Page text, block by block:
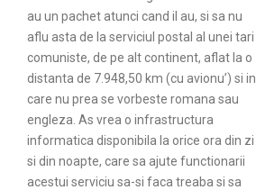
au un pachet atunci cand il au, si sa nu
aflu asta de la serviciul postal al unei tari
comuniste, de pe alt continent, aflat la o
distanta de 7.948,50 km (cu avionu’) si in
care nu prea se vorbeste romana sau
engleza. As vrea o infrastructura
informatica disponibila la orice ora din zi
si din noapte, care sa ajute functionarii
acestui serviciu sa-si faca treaba si sa